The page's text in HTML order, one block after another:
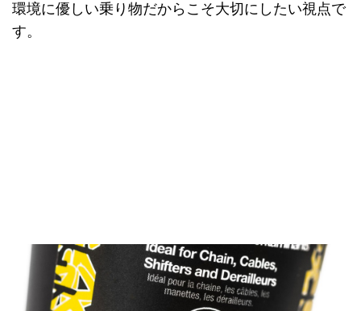
環境に優しい乗り物だからこそ大切にしたい視点で
す。